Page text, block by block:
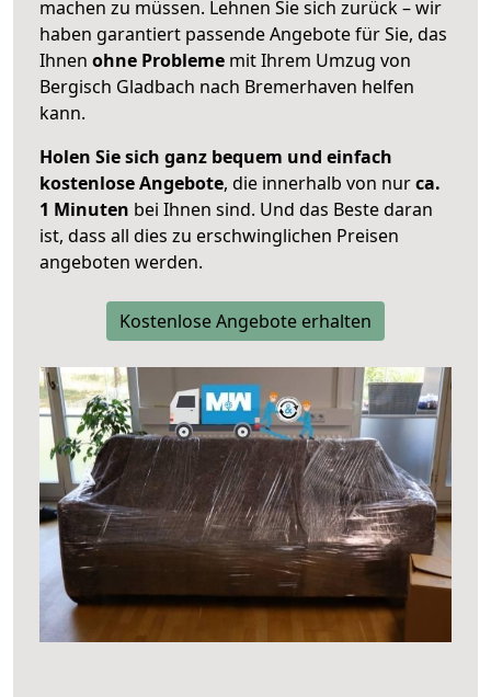
machen zu müssen. Lehnen Sie sich zurück – wir
haben garantiert passende Angebote für Sie, das
Ihnen ohne Probleme mit Ihrem Umzug von
Bergisch Gladbach nach Bremerhaven helfen
kann.
Holen Sie sich ganz bequem und einfach
kostenlose Angebote, die innerhalb von nurca.
1 Minuten bei Ihnen sind. Und das Beste daran
ist, dass all dies zu erschwinglichen Preisen
angeboten werden.
Kostenlose Angebote erhalten